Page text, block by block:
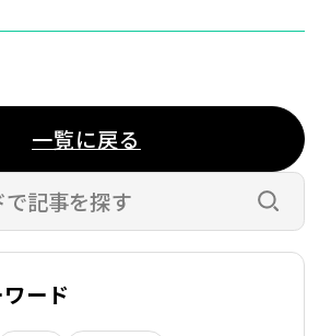
一覧に戻る
検索す
ード